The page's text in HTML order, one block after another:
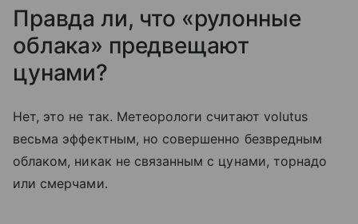
Правда ли, что «рулонные
облака» предвещают
цунами?
Нет, это не так. Метеорологи считают volutus
весьма эффектным, но совершенно безвредным
облаком, никак не связанным с цунами, торнадо
или смерчами.